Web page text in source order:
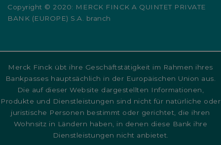
Copyright © 2020: MERCK FINCK A QUINTET PRIVATE
BANK (EUROPE) S.A. branch
Merck Finck übt ihre Geschäftstätigkeit im Rahmen ihres
Bankpasses hauptsächlich in der Europäischen Union aus.
Die auf dieser Website dargestellten Informationen,
Produkte und Dienstleistungen sind nicht für natürliche oder
juristische Personen bestimmt oder gerichtet, die ihren
Wohnsitz in Ländern haben, in denen diese Bank ihre
Dienstleistungen nicht anbietet.